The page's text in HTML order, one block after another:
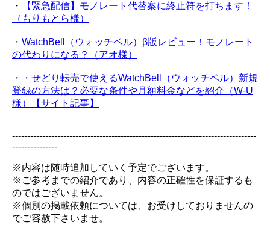
・
【緊急配信】モノレート代替案に終止符を打ちます！
（もりもとら様）
・ WatchBell（ウォッチベル）β版レビュー！モノレート
の代わりになる？（アオ様）
・
・せどり転売で使えるWatchBell（ウォッチベル）新規
登録の方法は？必要な条件や月額料金などを紹介（W-U
様）【サイト記事】
---------------------------------------------------------------------------------
---------------
※内容は随時追加していく予定でございます。
※ご参考までの紹介であり、内容の正確性を保証するも
のではございません。
※個別の掲載依頼については、お受けしておりませんの
でご容赦下さいませ。